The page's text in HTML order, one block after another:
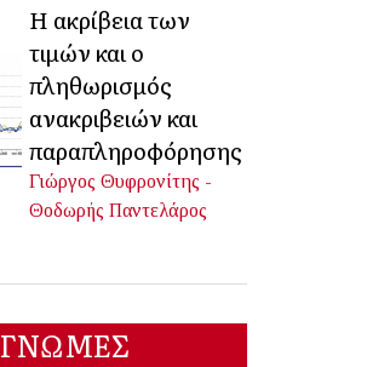
Η ακρίβεια των
τιμών και ο
πληθωρισμός
ανακριβειών και
παραπληροφόρησης
Γιώργος Θυφρονίτης -
Θοδωρής Παντελάρος
ΓΝΩΜΕΣ